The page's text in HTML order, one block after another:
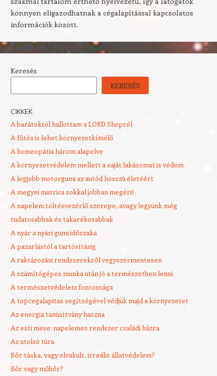
könnyen eligazodhatnak a cégalapítással kapcsolatos
információk között.
Keresés
KERESÉS
CIKKEK
A barátoktól hallottam a LORD Shopról
A fűtés is lehet környezetkímélő
A homeopátia három alapelve
A környezetvédelem mellett a saját lakásomat is védem
A legjobb motorgumi az autód hosszú életéért
A megyei matrica sokkal jobban megéri!
A napelem töltésvezérlő szerepe, avagy legyünk még
tudatosabbak és takarékosabbak
A nyár a nyári gumi időszaka
A pazarlástól a tartósításig
A raktározási rendszerekről vegyszermentesen
A számítógépes munka után jó a természetben lenni
A természetvédelem fontossága
A topcegalapitas segítségével védjük majd a környezetet
Az energia tanúsítvány haszna
Az esti mese: napelemes rendszer családi házra
Az utolsó túra
Bőr táska, vagy elvakult, irreális állatvédelem?
Bőr vagy műbőr?